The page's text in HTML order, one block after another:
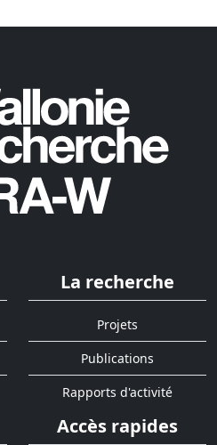
La recherche
Projets
Publications
Rapports d'activité
Accès rapides